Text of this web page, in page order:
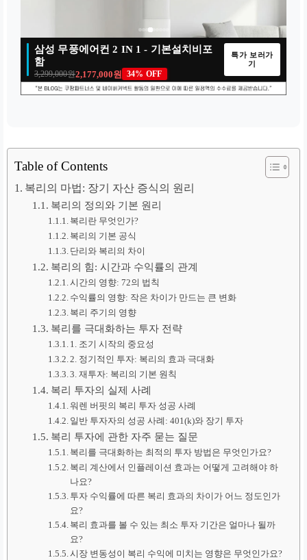
00
DAYS
: 07
HRS
: 23
MIN
: 28
SEC
이벤트 종료
00
DAYS
: 00
HRS
: 00
MIN
: 00
SEC
매일 새로운 특가
00
DAYS
: 14
HRS
: 23
MIN
: 28
SEC
100% 당첨
00
DAYS
: 07
HRS
: 23
MIN
: 28
SEC
삼성 무풍에어컨 2 IN 1 - 기본설치비포
함
특가 보러가
기
3,299,000원2,177,000원 34% OFF
Table of Contents
복리의 마법: 장기 자산 증식의 원리
복리의 정의와 기본 원리
복리란 무엇인가?
복리의 기본 공식
단리와 복리의 차이
복리의 힘: 시간과 수익률의 관계
시간의 영향: 72의 법칙
수익률의 영향: 작은 차이가 만드는 큰 변화
복리 주기의 영향
복리를 극대화하는 투자 전략
1. 조기 시작의 중요성
2. 정기적인 투자: 복리의 효과 극대화
3. 재투자: 복리의 기본 원칙
복리 투자의 실제 사례
워렌 버핏의 복리 투자 성공 사례
일반 투자자의 성공 사례: 401(k)와 장기 투자
복리 투자에 관한 자주 묻는 질문
복리를 극대화하는 최적의 투자 방법은 무엇인가요?
복리 계산에서 인플레이션 효과는 어떻게 고려해야 하
나요?
투자 수익률에 따른 복리 효과의 차이가 어느 정도인가
요?
복리 효과를 볼 수 있는 최소 투자 기간은 얼마나 될까
요?
시장 변동성이 복리 수익에 미치는 영향은 무엇인가요?